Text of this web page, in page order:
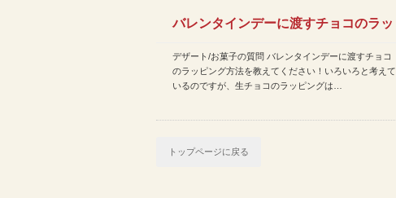
バレンタインデーに渡すチョコのラッ
ピング方法を教えてください…
デザート/お菓子の質問 バレンタインデーに渡すチョコ
のラッピング方法を教えてください！いろいろと考えて
いるのですが、生チョコのラッピングは…
トップページに戻る